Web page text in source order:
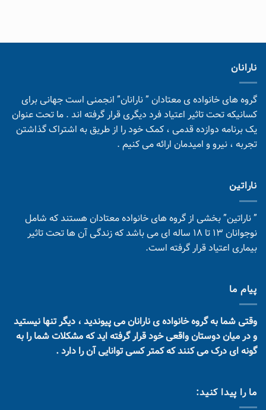
نارانان
گروه های خانواده ی معتادان ” نارانان” انجمنی است جهانی برای
کسانیکه تحت تاثیر اعتیاد فرد دیگری قرار گرفته اند . ما تحت عنوان
یک برنامه دوازده قدمی ، کمک خود را از طریق به اشتراک گذاشتن
تجربه ، نیرو و امیدمان ارائه می کنیم .
ناراتین
” ناراتین” بخشی از گروه های خانواده معتادان هستند که شامل
نوجوانان 13 تا 18 ساله ای می باشد که زندگی آن ها تحت تاثیر
بیماری اعتیاد قرار گرفته است.
پیام ما
وقتی شما به گروه خانواده ی نارانان می پیوندید ، دیگر تنها نیستید
و در میان دوستان واقعی خود قرار گرفته اید که مشکلات شما را به
گونه ای درک می کنند که کمتر کسی توانایی آن را دارد .
ما را پیدا کنید: